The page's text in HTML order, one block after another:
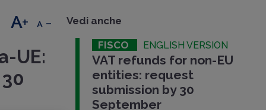
UE:
+ - Vedi anche
FISCO ENGLISH VERSION
VAT refunds for non-EU
entities: request
submission by 30
September